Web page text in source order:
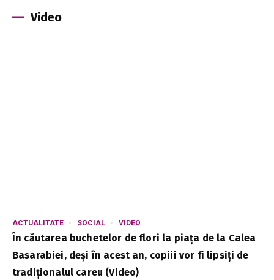
Video
ACTUALITATE SOCIAL VIDEO
În căutarea buchetelor de flori la piața de la Calea
Basarabiei, deși în acest an, copiii vor fi lipsiți de
tradiționalul careu (Video)